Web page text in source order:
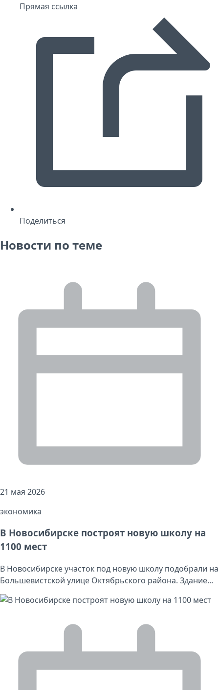
Прямая ссылка
Поделиться
Новости по теме
21 мая 2026
экономика
В Новосибирске построят новую школу на
1100 мест
В Новосибирске участок под новую школу подобрали на
Большевистской улице Октябрьского района. Здание...